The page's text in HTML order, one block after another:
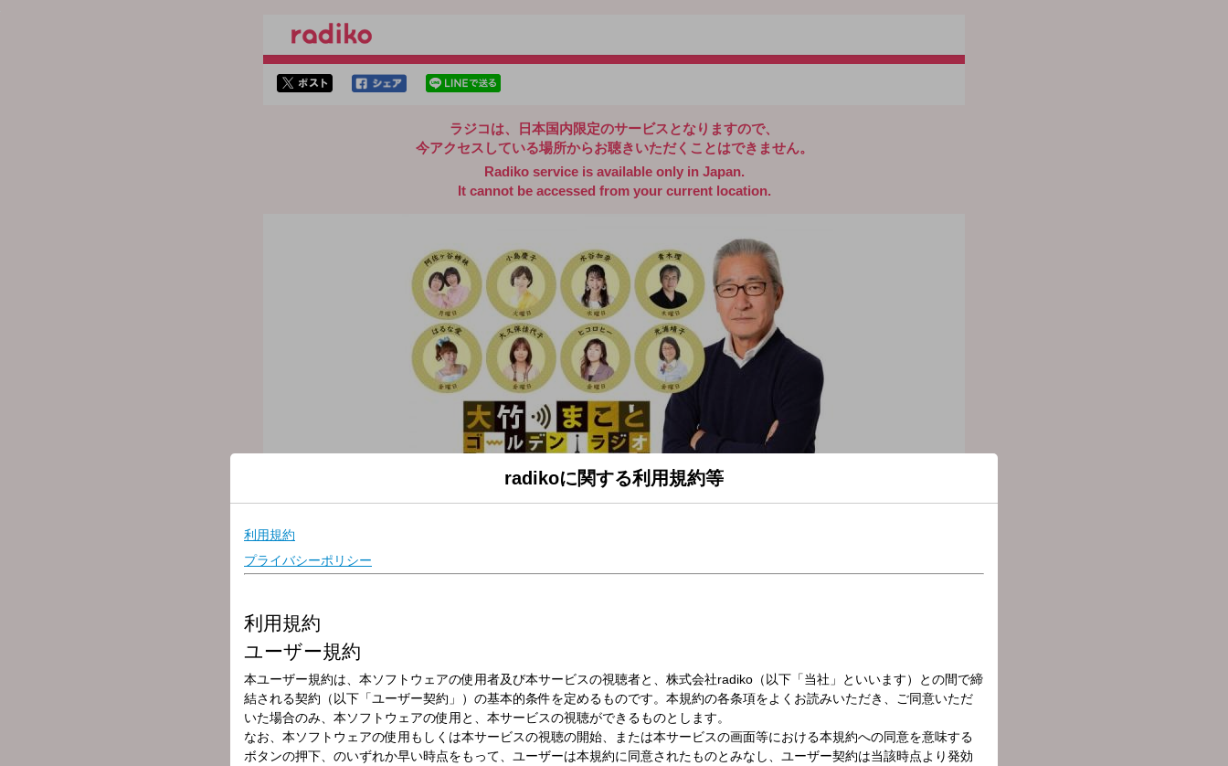
ラジコは、日本国内限定のサービスとなりますので、
今アクセスしている場所からお聴きいただくことはできません。
Radiko service is available only in Japan.
It cannot be accessed from your current location.
番組名
大竹まこと ゴールデンラジオ！ 11時30分～13時
【パートナー】
小島慶子
【もっと言いたい放題】
武田砂鉄（フリーライター）
【メインディッシュ】
國井修
【交遊録】
隔週／深澤真紀（評論家・タクトラボ代表）・中島岳志
番組メールフォーム：
radikoに関する利用規約等